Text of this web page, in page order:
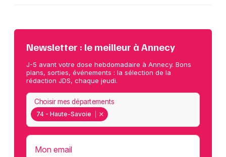
Newsletter : le meilleur à Annecy
J-5 avant votre dose hebdomadaire à Annecy. Bons
plans, sorties, événements : la sélection de la
rédaction JDS, chaque jeudi.
74 - Haute-Savoie
Choisir mes départements
Mon email